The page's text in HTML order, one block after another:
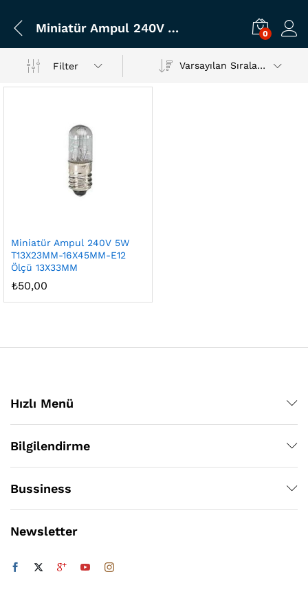
Miniatür Ampul 240V 5W T13X23MM-16X45MM-E12 Ölçü 13X33MM 0
Filter Varsayılan Sıralama
Miniatür Ampul 240V 5W
T13X23MM-16X45MM-E12
Ölçü 13X33MM
₺50,00
Hızlı Menü
Bilgilendirme
Bussiness
Newsletter